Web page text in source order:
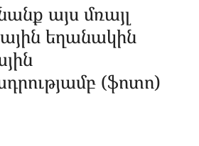
այս մռայլ
եղանակին
(ֆոտո)